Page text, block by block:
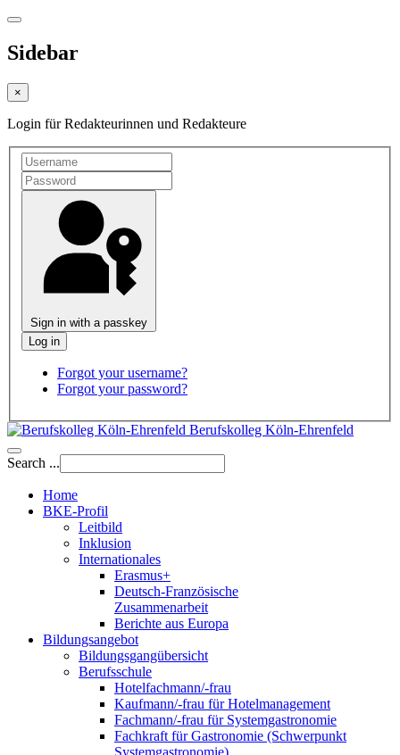
Sidebar
×
Login für Redakteurinnen und Redakteure
Sign in with a passkey
Forgot your username?
Forgot your password?
Berufskolleg Köln-Ehrenfeld
Search ...
Home
BKE-Profil
Leitbild
Inklusion
Internationales
Erasmus+
Deutsch-Französische
Zusammenarbeit
Berichte aus Europa
Bildungsangebot
Bildungsgangübersicht
Berufsschule
Hotelfachmann/-frau
Kaufmann/-frau für Hotelmanagement
Fachmann/-frau für Systemgastronomie
Fachkraft für Gastronomie (Schwerpunkt